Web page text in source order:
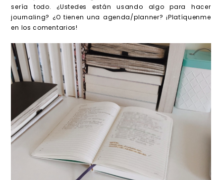
sería todo. ¿Ustedes están usando algo para hacer
journaling? ¿O tienen una agenda/planner? ¡Platíquenme
en los comentarios!